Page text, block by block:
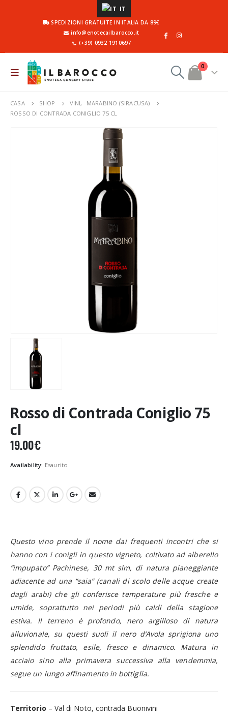
IT
SPEDIZIONI GRATUITE IN ITALIA DA 89€
info@enotecailbarocco.it
(+39) 0932 1910697
0
CASA SHOP VINI,
MARABINO (SIRACUSA)
ROSSO DI CONTRADA CONIGLIO 75 CL
Rosso di Contrada Coniglio 75
cl
19.00€
Availability: Esaurito
Questo vino prende il nome dai frequenti incontri che si
hanno con i conigli in questo vigneto, coltivato ad alberello
“impupato” Pachinese, 30 mt slm, di natura pianeggiante
adiacente ad una “saia” (canali di scolo delle acque create
dagli arabi) che gli conferisce temperature più fresche e
umide, soprattutto nei periodi più caldi della stagione
estiva. Il terreno è profondo, nero argilloso di natura
alluvionale, su questi suoli il nero d’Avola sprigiona uno
splendido fruttato, esile, fresco e dinamico. Matura in
acciaio sino alla primavera successiva alla vendemmia,
segue un lungo affinamento in bottiglia.
Territorio – Val di Noto, contrada Buonivini